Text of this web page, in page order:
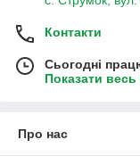
Контакти
Сьогодні
Показати
Про нас